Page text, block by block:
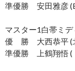
準優勝 安田雅彦
マスター1白帯ミ
優 勝 大西恭平 (
準優勝 上鶴翔悟 (